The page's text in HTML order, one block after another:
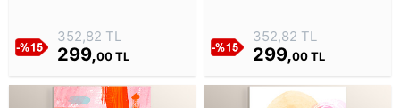
352,82 TL
299,00 TL
352,82 TL
299,00 TL